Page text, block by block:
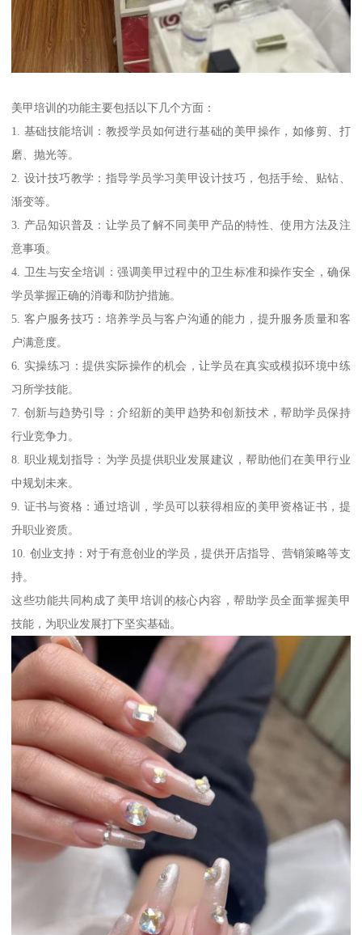
美甲培训的功能主要包括以下几个方面：
1. 基础技能培训：教授学员如何进行基础的美甲操作，如修剪、打
磨、抛光等。
2. 设计技巧教学：指导学员学习美甲设计技巧，包括手绘、贴钻、
渐变等。
3. 产品知识普及：让学员了解不同美甲产品的特性、使用方法及注
意事项。
4. 卫生与安全培训：强调美甲过程中的卫生标准和操作安全，确保
学员掌握正确的消毒和防护措施。
5. 客户服务技巧：培养学员与客户沟通的能力，提升服务质量和客
户满意度。
6. 实操练习：提供实际操作的机会，让学员在真实或模拟环境中练
习所学技能。
7. 创新与趋势引导：介绍新的美甲趋势和创新技术，帮助学员保持
行业竞争力。
8. 职业规划指导：为学员提供职业发展建议，帮助他们在美甲行业
中规划未来。
9. 证书与资格：通过培训，学员可以获得相应的美甲资格证书，提
升职业资质。
10. 创业支持：对于有意创业的学员，提供开店指导、营销策略等支
持。
这些功能共同构成了美甲培训的核心内容，帮助学员全面掌握美甲
技能，为职业发展打下坚实基础。